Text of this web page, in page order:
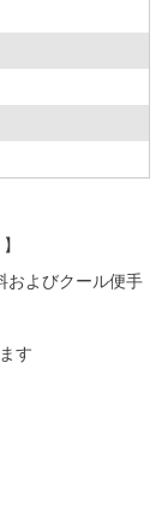
およびクール便手
す